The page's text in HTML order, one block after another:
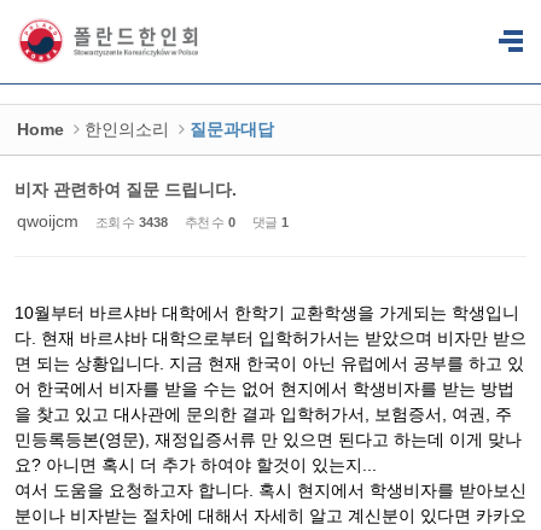
Home 한인의소리 질문과대답
비자 관련하여 질문 드립니다.
qwoijcm
조회 수 3438 추천 수 0 댓글 1
10월부터 바르샤바 대학에서 한학기 교환학생을 가게되는 학생입니
다. 현재 바르샤바 대학으로부터 입학허가서는 받았으며 비자만 받으
면 되는 상황입니다. 지금 현재 한국이 아닌 유럽에서 공부를 하고 있
어 한국에서 비자를 받을 수는 없어 현지에서 학생비자를 받는 방법
을 찾고 있고 대사관에 문의한 결과 입학허가서, 보험증서, 여권, 주
민등록등본(영문), 재정입증서류 만 있으면 된다고 하는데 이게 맞나
요? 아니면 혹시 더 추가 하여야 할것이 있는지...
여서 도움을 요청하고자 합니다. 혹시 현지에서 학생비자를 받아보신
분이나 비자받는 절차에 대해서 자세히 알고 계신분이 있다면 카카오